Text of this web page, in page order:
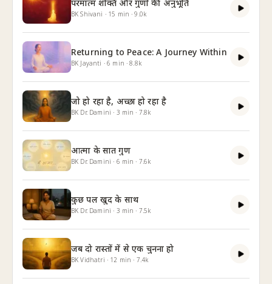
परमात्म शक्ति और गुणों की अनुभूति
BK Shivani · 15 min ·9.0k
Returning to Peace: A Journey Within
BK Jayanti ·6 min ·8.8k
जो हो रहा है, अच्छा हो रहा है
BK Dr. Damini · 3 min · 7.8k
आत्मा के सात गुण
BK Dr. Damini · 6 min · 7.6k
कुछ पल खुद के साथ
BK Dr. Damini · 3 min · 7.5k
जब दो रास्तों में से एक चुनना हो
BK Vidhatri · 12 min · 7.4k